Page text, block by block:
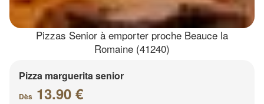
Pizzas Senior à emporter proche Beauce la
Romaine (41240)
Pizza marguerita senior
Dès 13.90 €